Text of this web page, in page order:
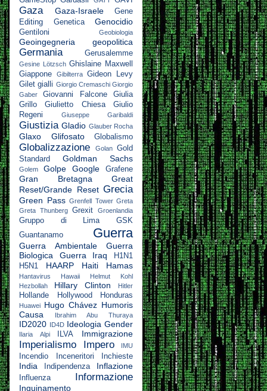
Gaza Gaza-Israele
Gene
Editing
Genetica Genocidio
Gentiloni Geobiologia
Geoingegneria geopolitica
Germania Gerusalemme
Gesine Lötzsch Ghislaine Maxwell
Giappone
Gibilterra Gideon Levy
Gilet gialli Giorgio Cremaschi Giorgio
Gaber
Giovanni Falcone
Giulia
Grillo
Giulietto Chiesa
Giulio
Regeni
Giuseppe Garibaldi
Giustizia Gladio Glauber Rocha
Glaxo Glifosato Globalismo
Globalizzazione Golan Gold
Standard
Goldman Sachs
Golem Golpe Google Grafene
Gran Bretagna
Great
Reset/Grande Reset Grecia
Green Pass Grenfell Tower Greta
Greta Thunberg Grexit Groenlandia
Gruppo di Lima
GSK
Guantanamo
Guerra
Guerra Ambientale
Guerra
Biologica
Guerra Iraq
H1N1
H5N1
HAARP Haiti Hamas
Hantavirus Hawaii
Helmut Kohl
Hezbollah
Hillary Clinton Hitler
Hollande Hollywood Honduras
Huawei Hugo Chávez Humoris
Causa
Ibrahim Abu Thuraya
ID2020 ID4D Ideologia Gender
Ilaria Alpi ILVA Immigrazione
Imperialismo Impero IMU
Incendio Inceneritori Inchieste
India Indipendenza Inflazione
Influenza Informazione
Inquinamento